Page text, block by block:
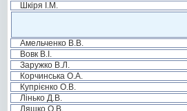
Шкіря І.М.
Амельченко В.В.
Вовк В.І.
Заружко В.Л.
Корчинська О.А.
Купрієнко О.В.
Лінько Д.В.
Ляшко О.В.